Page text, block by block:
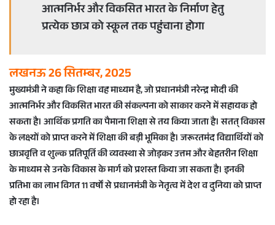
आत्मनिर्भर और विकसित भारत के निर्माण हेतु
प्रत्येक छात्र को स्कूल तक पहुंचाना होगा
लखनऊ 26 सितम्बर, 2025
मुख्यमंत्री ने कहा कि शिक्षा वह माध्यम है, जो प्रधानमंत्री नरेन्द्र मोदी की
आत्मनिर्भर और विकसित भारत की संकल्पना को साकार करने में सहायक हो
सकता है। आर्थिक प्रगति का पैमाना शिक्षा से तय किया जाता है। सतत् विकास
के लक्ष्यों को प्राप्त करने में शिक्षा की बड़ी भूमिका है। जरूरतमंद विद्यार्थियों को
छात्रवृत्ति व शुल्क प्रतिपूर्ति की व्यवस्था से जोड़कर उत्तम और बेहतरीन शिक्षा
के माध्यम से उनके विकास के मार्ग को प्रशस्त किया जा सकता है। इनकी
प्रतिभा का लाभ विगत 11 वर्षों से प्रधानमंत्री के नेतृत्व में देश व दुनिया को प्राप्त
हो रहा है।